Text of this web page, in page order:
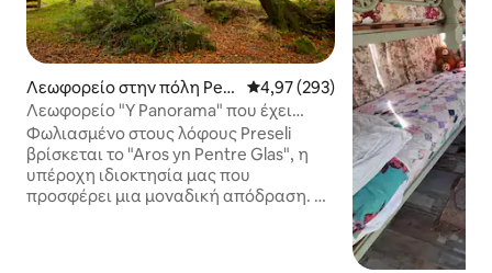
Λεωφορείο στην πόλη Pem
brokeshire
Μέση βαθμολογία: 4,97 στα 5,
4,97 (293)
Λεωφορείο "Y Panorama" που έχει
μετατραπεί - Θέα, Βόλτες, Σάουνα!
Φωλιασμένο στους λόφους Preseli
βρίσκεται το "Aros yn Pentre Glas", η
υπέροχη ιδιοκτησία μας που
προσφέρει μια μοναδική απόδραση. Η